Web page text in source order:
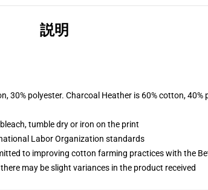
説明
30% polyester. Charcoal Heather is 60% cotton, 40%
tumble dry or iron on the print
Labor Organization standards
to improving cotton farming practices with the
may be slight variances in the product received